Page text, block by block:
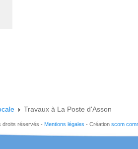
Travaux à La Poste d'Asson
droits réservés - Mentions légales - Création scom